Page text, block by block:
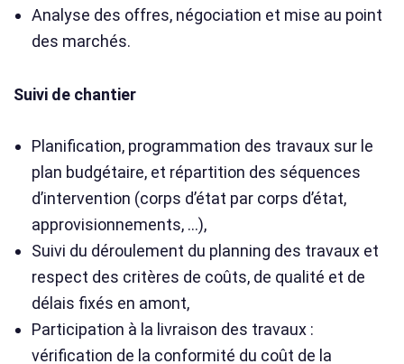
Analyse des offres, négociation et mise au point
des marchés.
Suivi de chantier
Planification, programmation des travaux sur le
plan budgétaire, et répartition des séquences
d’intervention (corps d’état par corps d’état,
approvisionnements, …),
Suivi du déroulement du planning des travaux et
respect des critères de coûts, de qualité et de
délais fixés en amont,
Participation à la livraison des travaux :
vérification de la conformité du coût de la